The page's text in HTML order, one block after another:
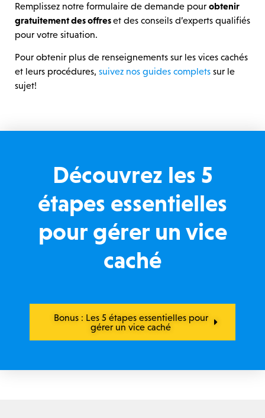
Remplissez notre formulaire de demande pour obtenir
gratuitement des offreset des conseils d’experts qualifiés
pour votre situation.
Pour obtenir plus de renseignements sur les vices cachés
et leurs procédures, suivez nos guides complets sur le
sujet!
Découvrez les 5
étapes essentielles
pour gérer un vice
caché
Bonus : Les 5 étapes essentielles pour
gérer un vice caché